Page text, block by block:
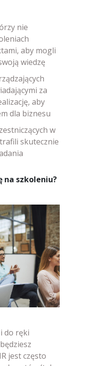
nie
aby mogli
wiedzę
za
aby
dla biznesu
w
skutecznie
na szkoleniu?
do ręki
jest często